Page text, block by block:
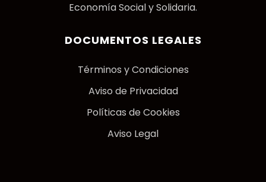
Economía Social y Solidaria.
DOCUMENTOS LEGALES
Términos y Condiciones
Aviso de Privacidad
Políticas de Cookies
Aviso Legal